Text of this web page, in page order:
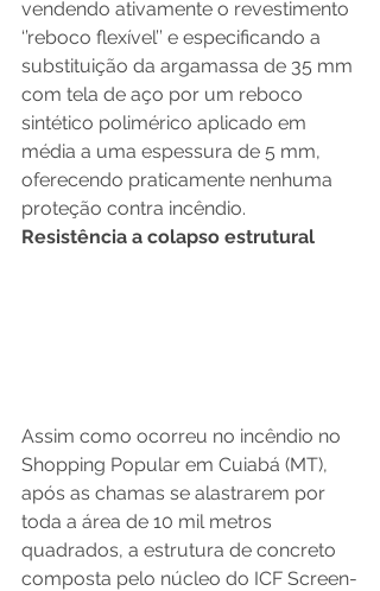
vendendo ativamente o revestimento
‘’reboco flexível’’ e especificando a
substituição da argamassa de 35 mm
com tela de aço por um reboco
sintético polimérico aplicado em
média a uma espessura de 5 mm,
oferecendo praticamente nenhuma
proteção contra incêndio.
Resistência a colapso estrutural
Assim como ocorreu no incêndio no
Shopping Popular em Cuiabá (MT),
após as chamas se alastrarem por
toda a área de 10 mil metros
quadrados, a estrutura de concreto
composta pelo núcleo do ICF Screen-